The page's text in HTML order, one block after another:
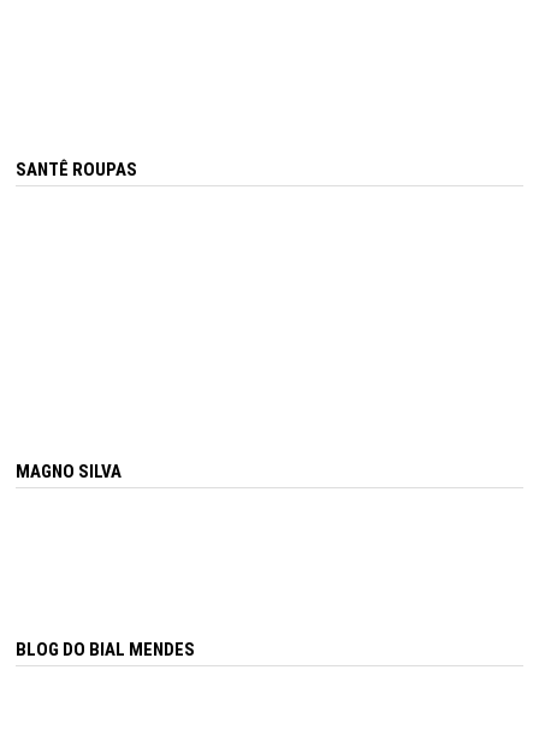
SANTÊ ROUPAS
MAGNO SILVA
BLOG DO BIAL MENDES